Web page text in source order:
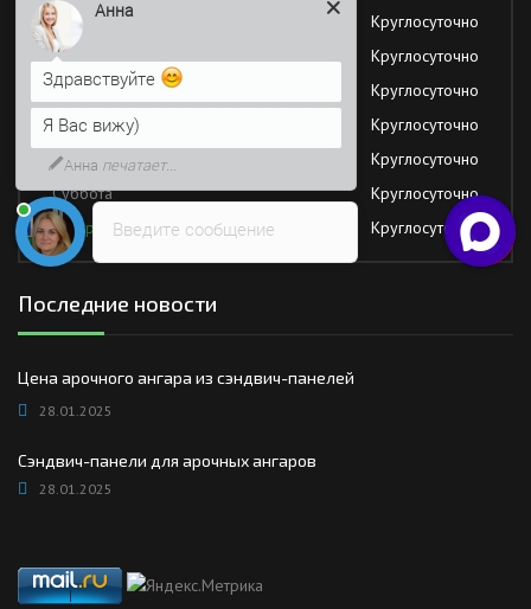
Понедельник
Круглосуточно
Вторник
Круглосуточно
Среда
Круглосуточно
Четверг
Круглосуточно
Пятница
Круглосуточно
Суббота
Круглосуточно
Воскресение
Круглосуточно
Последние новости
Цена арочного ангара из сэндвич-панелей
28.01.2025
Сэндвич-панели для арочных ангаров
28.01.2025
Введите сообщение
Здравствуйте
Я Вас вижу)
Напишите сюда свой вопрос.
Возможно, его решение будет
быстрее